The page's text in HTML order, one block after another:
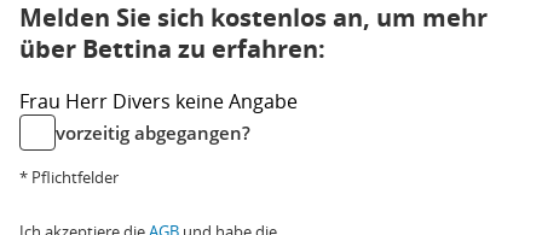
Melden Sie sich kostenlos an, um mehr
über Bettina zu erfahren:
Frau Herr Divers keine Angabe
vorzeitig abgegangen?
* Pflichtfelder